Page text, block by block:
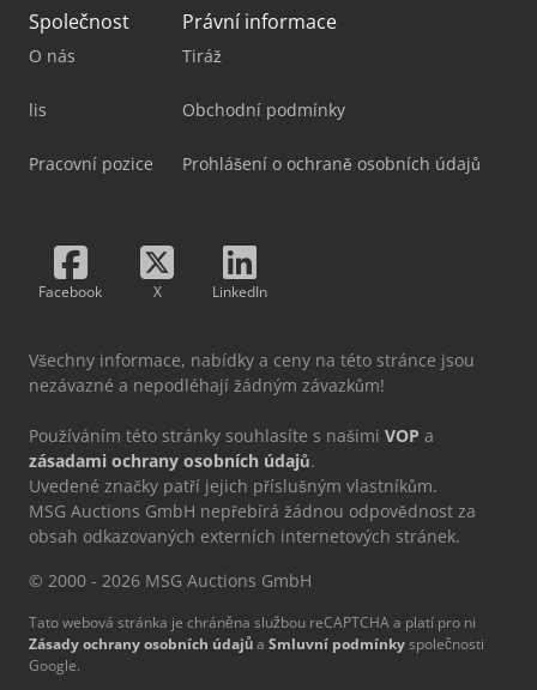
Společnost
O nás
lis
Pracovní pozice
Právní informace
Tiráž
Obchodní podmínky
Prohlášení o ochraně osobních údajů
Facebook X LinkedIn
Všechny informace, nabídky a ceny na této stránce jsou
nezávazné a nepodléhají žádným závazkům!
Používáním této stránky souhlasíte s našimi VOP a
zásadami ochrany osobních údajů.
Uvedené značky patří jejich příslušným vlastníkům.
MSG Auctions GmbH nepřebírá žádnou odpovědnost za
obsah odkazovaných externích internetových stránek.
© 2000 - 2026 MSG Auctions GmbH
Tato webová stránka je chráněna službou reCAPTCHA a platí pro ni
Zásady ochrany osobních údajůa Smluvní podmínkyspolečnosti
Google.